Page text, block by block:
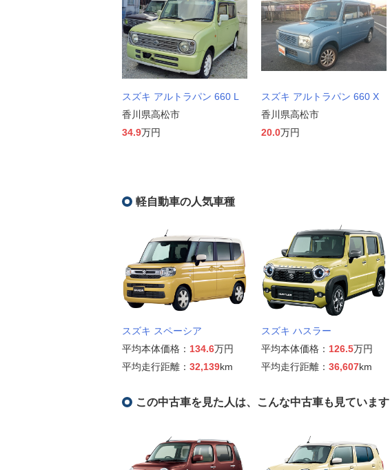
スズキ アルトラパン 660 L
香川県高松市
34.9万円
スズキ アルトラパン 660 X
香川県高松市
20.0万円
軽自動車の人気車種
スズキ スペーシア
平均本体価格： 134.6万円
平均走行距離： 32,139km
スズキ ハスラー
平均本体価格： 126.5万円
平均走行距離： 36,607km
この中古車を見た人は、こんな中古車も見ています